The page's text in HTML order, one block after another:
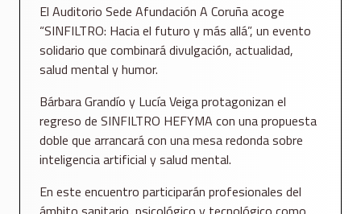
El Auditorio Sede Afundación A Coruña acoge
“SINFILTRO: Hacia el futuro y más allá”, un evento
solidario que combinará divulgación, actualidad,
salud mental y humor.
Bárbara Grandío y Lucía Veiga protagonizan el
regreso de SINFILTRO HEFYMA con una propuesta
doble que arrancará con una mesa redonda sobre
inteligencia artificial y salud mental.
En este encuentro participarán profesionales del